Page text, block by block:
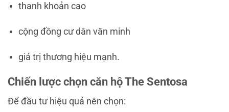
thanh khoản cao
cộng đồng cư dân văn minh
giá trị thương hiệu mạnh.
Chiến lược chọn căn hộ The Sentosa
Để đầu tư hiệu quả nên chọn: